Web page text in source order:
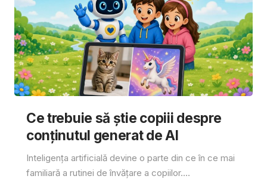
Ce trebuie să știe copiii despre
conținutul generat de AI
Inteligența artificială devine o parte din ce în ce mai
familiară a rutinei de învățare a copiilor....